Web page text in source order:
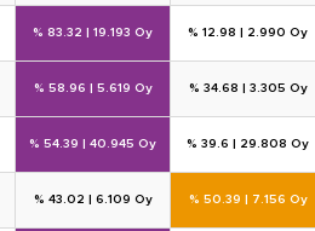
% 83.32 19.193 Oy % 12.98 2.990 Oy
% 58.96 5.619 Oy % 34.68 3.305 Oy
% 54.39 40.945 Oy % 39.6 29.808 Oy
% 43.02 6.109 Oy % 50.39 7.156 Oy